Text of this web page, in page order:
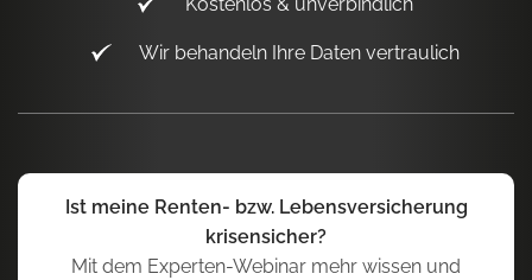
Kostenlos & unverbindlich
Wir behandeln Ihre Daten vertraulich
Ist meine Renten- bzw. Lebensversicherung
krisensicher?
Mit dem Experten-Webinar mehr wissen und